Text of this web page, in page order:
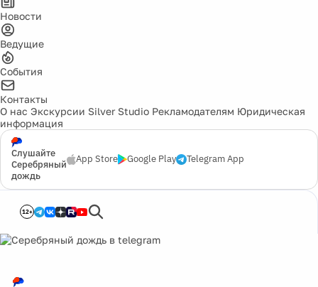
Новости
Ведущие
События
Контакты
О нас Экскурсии Silver Studio Рекламодателям Юридическая
информация
Слушайте
Серебряный
дождь
App Store Google Play Telegram App
12+